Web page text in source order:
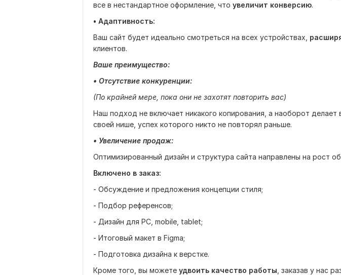
все в нестандартное оформление, что увеличит конверсию.
• Адаптивность:
Ваш сайт будет идеально смотреться на всех устройствах,
клиентов.
Ваше преимущество:
• Отсутствие конкуренции:
(По крайней мере, пока они не захотят повторить вас)
Наш подход не включает никакого копирования, а наоборот делает
своей нише, успех которого никто не повторял раньше.
• Увеличение продаж:
Оптимизированный дизайн и структура сайта направлены на рост
Включено в заказ:
- Обсуждение и предложения концепции стиля;
- Подбор референсов;
- Дизайн для PC, mobile, tablet;
- Итоговый макет в Figma;
- Подготовка дизайна к верстке.
Кроме того, вы можете удвоить качество работы , заказав у нас